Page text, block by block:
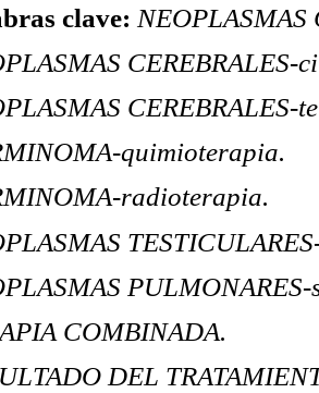
clave: NEOPLASMAS
CEREBRALES-
CEREBRALES-
quimioterapia.
radioterapia.
COMBINADA.
DEL